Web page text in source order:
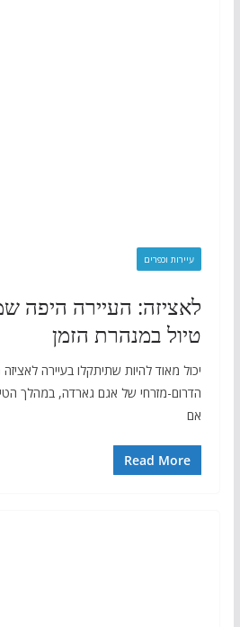
עיירות וכפרים
לאציזה: העיירה היפה
טיול במנהרת הזמן
הדרום-מזרחי של אגם גארדה, במהלך
אם
Read More